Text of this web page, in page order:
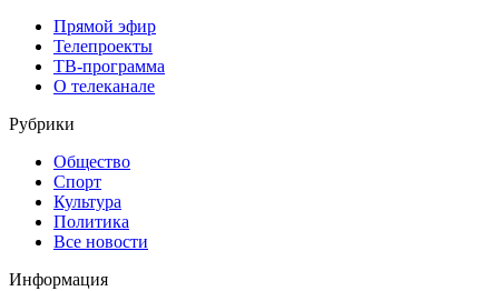
Прямой эфир
Телепроекты
ТВ-программа
О телеканале
Рубрики
Общество
Спорт
Культура
Политика
Все новости
Информация